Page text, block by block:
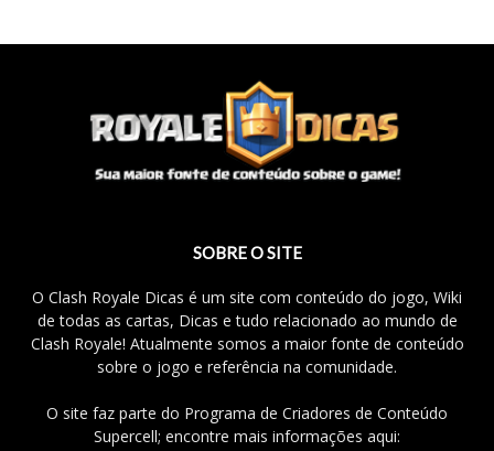
SOBRE O SITE
O Clash Royale Dicas é um site com conteúdo do jogo, Wiki
de todas as cartas, Dicas e tudo relacionado ao mundo de
Clash Royale! Atualmente somos a maior fonte de conteúdo
sobre o jogo e referência na comunidade.
O site faz parte do Programa de Criadores de Conteúdo
Supercell; encontre mais informações aqui: